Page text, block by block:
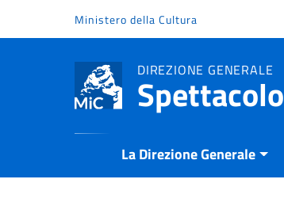
Vai al menu di navigazione
Ministero della Cultura
DIREZIONE GENERALE
Spettacolo
La Direzione Generale